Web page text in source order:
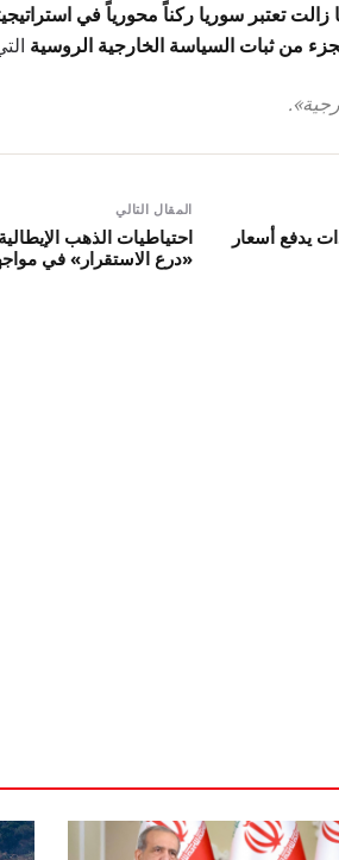
زالت تعتبر سوريا ركناً محورياً في
من ثبات السياسة الخارجية الروسية
يدفع أسعار
المقال التالي
«درع الاستقرار» في